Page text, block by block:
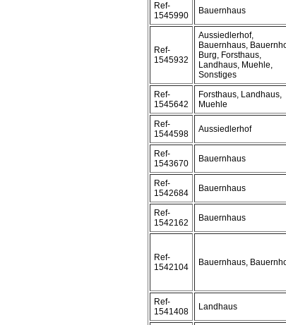
Ref-
1545990
Bauernhaus
Ref-
1545932
Aussiedlerhof,
Bauernhaus,
Burg, Forsthaus,
Landhaus, Muehle,
Sonstiges
Ref-
1545642
Forsthaus, Landhaus,
Muehle
Ref-
1544598
Aussiedlerhof
Ref-
1543670
Bauernhaus
Ref-
1542684
Bauernhaus
Ref-
1542162
Bauernhaus
Ref-
1542104
Bauernhaus,
Ref-
1541408
Landhaus